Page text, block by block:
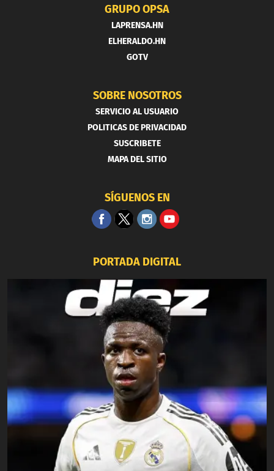
GRUPO OPSA
LAPRENSA.HN
ELHERALDO.HN
GOTV
SOBRE NOSOTROS
SERVICIO AL USUARIO
POLITICAS DE PRIVACIDAD
SUSCRIBETE
MAPA DEL SITIO
SÍGUENOS EN
PORTADA DIGITAL